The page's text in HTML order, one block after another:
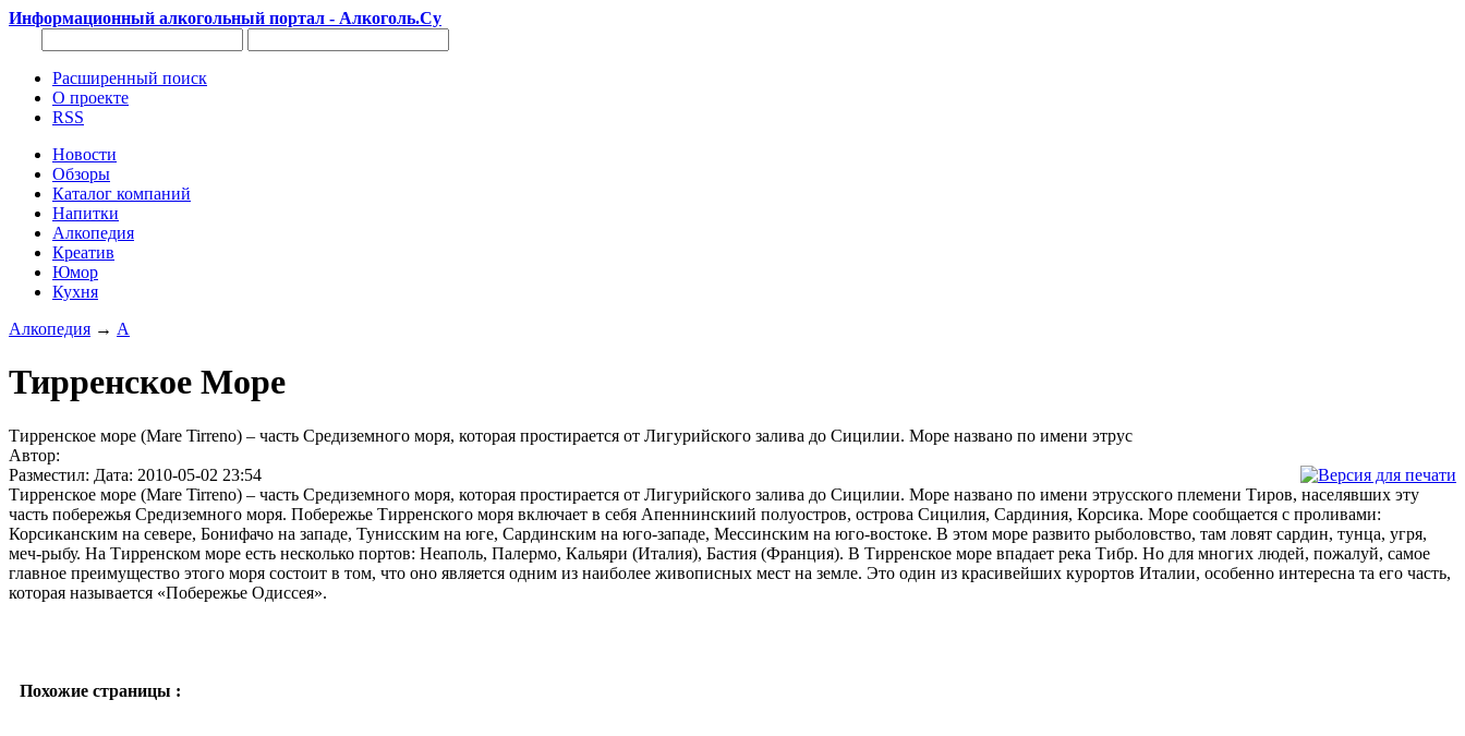
Информационный алкогольный портал - Алкоголь.Су
Расширенный поиск
О проекте
RSS
Новости
Обзоры
Каталог компаний
Напитки
Алкопедия
Креатив
Юмор
Кухня
Алкопедия → А
Тирренское Море
Тирренское море (Mare Tirreno) – часть Средиземного моря, которая простирается от Лигурийского залива до Сицилии. Море названо по имени этрус
Автор:
Разместил: Дата: 2010-05-02 23:54
Тирренское море (Mare Tirreno) – часть Средиземного моря, которая простирается от Лигурийского залива до Сицилии. Море названо по имени этрусского племени Тиров, населявших эту
часть побережья Средиземного моря. Побережье Тирренского моря включает в себя Апеннинскиий полуостров, острова Сицилия, Сардиния, Корсика. Море сообщается с проливами:
Корсиканским на севере, Бонифачо на западе, Тунисским на юге, Сардинским на юго-западе, Мессинским на юго-востоке. В этом море развито рыболовство, там ловят сардин, тунца, угря,
меч-рыбу. На Тирренском море есть несколько портов: Неаполь, Палермо, Кальяри (Италия), Бастия (Франция). В Тирренское море впадает река Тибр. Но для многих людей, пожалуй, самое
главное преимущество этого моря состоит в том, что оно является одним из наиболее живописных мест на земле. Это один из красивейших курортов Италии, особенно интересна та его часть,
которая называется «Побережье Одиссея».
Похожие страницы :